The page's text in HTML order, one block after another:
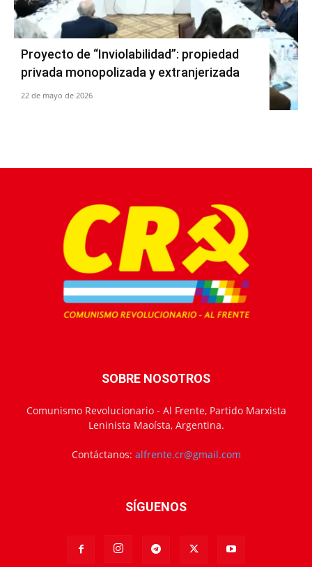
Proyecto de “Inviolabilidad”: propiedad
privada monopolizada y extranjerizada
22 de mayo de 2026
SOBRE NOSOTROS
Comunismo Revolucionario - Al Frente, Partido Marxista
Leninista Maoísta, Argentina.
Contáctanos: alfrente.cr@gmail.com
SÍGUENOS